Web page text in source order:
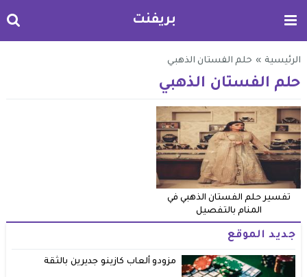
بريفنت
الرئيسية » حلم الفستان الذهبي
حلم الفستان الذهبي
تفسير حلم الفستان الذهبي في
المنام بالتفصيل
جديد الموقع
مزودو ألعاب كازينو جديرين بالثقة